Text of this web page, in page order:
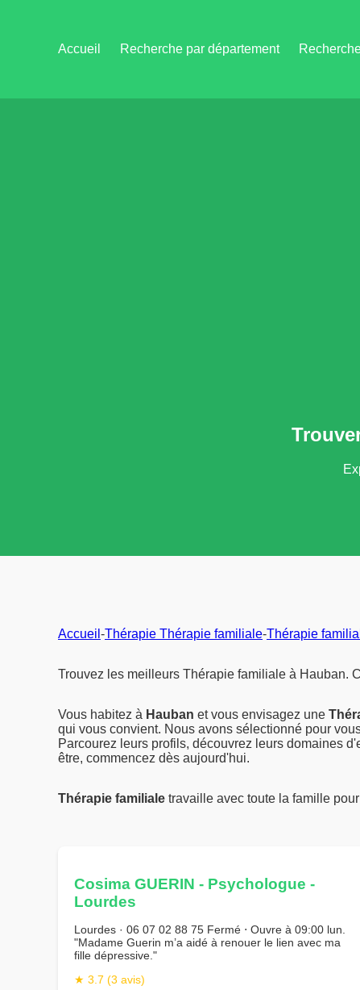
Accueil Recherche par département
Accueil -Thérapie Thérapie familiale-Thérapie
Trouvez les meilleurs Thérapie familiale à Hauban.
Vous habitez à Hauban et vous envisagez une
qui vous convient. Nous avons sélectionné pour
Parcourez leurs profils, découvrez leurs domaines
être, commencez dès aujourd'hui.
Thérapie familiale travaille avec toute la famille pour
Cosima GUERIN - Psychologue -
Lourdes
Lourdes · 06 07 02 88 75 Fermé ⋅ Ouvre à 09:00 lun.
"Madame Guerin m’a aidé à renouer le lien avec ma
fille dépressive."
★ 3.7 (3 avis)